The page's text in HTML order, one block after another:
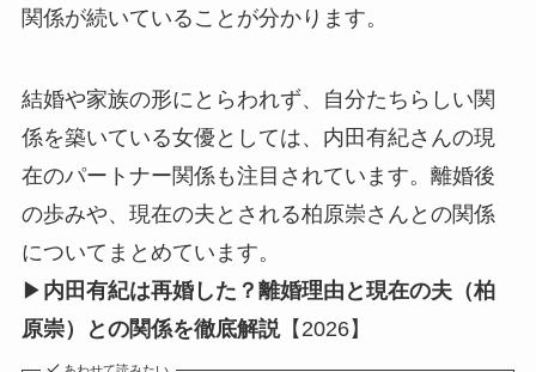
関係が続いていることが分かります。
結婚や家族の形にとらわれず、自分たちらしい関
係を築いている女優としては、内田有紀さんの現
在のパートナー関係も注目されています。離婚後
の歩みや、現在の夫とされる柏原崇さんとの関係
についてまとめています。
▶ 内田有紀は再婚した？離婚理由と現在の夫（柏
原崇）との関係を徹底解説【2026】